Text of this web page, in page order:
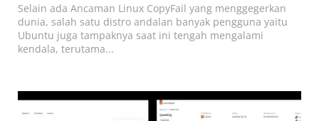
Selain ada Ancaman Linux CopyFail yang menggegerkan
dunia, salah satu distro andalan banyak pengguna yaitu
Ubuntu juga tampaknya saat ini tengah mengalami
kendala, terutama...